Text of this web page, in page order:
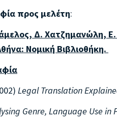
προς μελέτη:
Δ. Χατζημανώλη,
Νομική Βιβλιοθήκη.
Legal Translation
Genre, Language Use in